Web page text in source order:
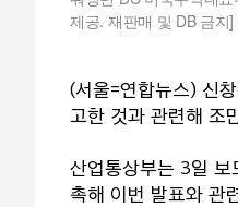
제공. 재판매 및 DB 금지
(서울=연합뉴스) 신
고한 것과 관련해 조
산업통상부는 3일 보
촉해 이번 발표와 관